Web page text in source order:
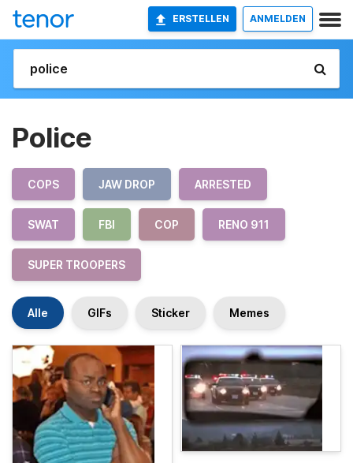
ERSTELLEN ANMELDEN
Police
COPS JAW DROP ARRESTED
SWAT FBI COP RENO 911
SUPER TROOPERS
Alle GIFs Sticker Memes